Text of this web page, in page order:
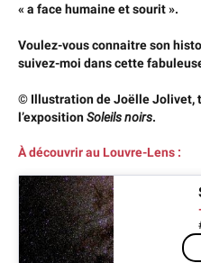
« a face humaine et sourit ».
Voulez-vous connaitre son
suivez-moi dans cette
© Illustration de Joëlle Jolivet,
l’expositionSoleils noirs.
À découvrir au Louvre-Lens :